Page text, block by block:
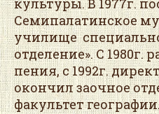
культуры. В 1977г.
Семипалатинское
училище
отделение». С 1980г.
пения, с 1992г.
окончил заочное
факультет